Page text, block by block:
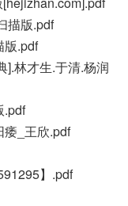
描版.pdf
版.pdf
].林才生.于清.杨润
.pdf
_王欣.pdf
】.pdf